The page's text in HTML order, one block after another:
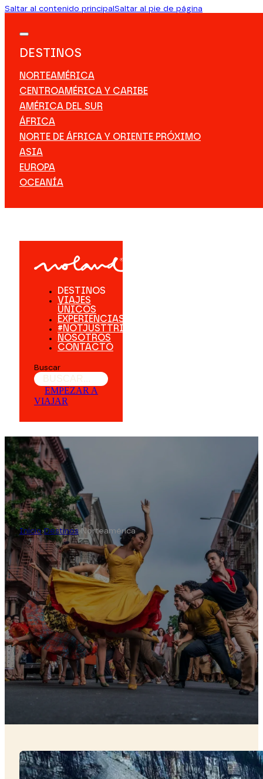
Saltar al contenido principal Saltar al pie de página
DESTINOS
NORTEAMÉRICA
CENTROAMÉRICA Y CARIBE
AMÉRICA DEL SUR
ÁFRICA
NORTE DE ÁFRICA Y ORIENTE PRÓXIMO
ASIA
EUROPA
OCEANÍA
DESTINOS
VIAJES
ÚNICOS
EXPERIENCIAS
#NOTJUSTTRIPS
NOSOTROS
CONTACTO
Buscar
EMPEZAR A
VIAJAR
Inicio›Destinos›Norteamérica